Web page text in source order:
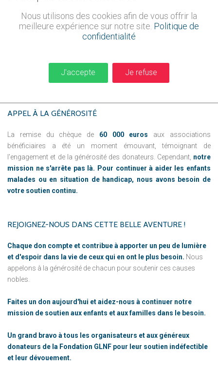
MOMENT DE CONVIVIALITÉ ET DE RECONNAISSANCE
qui a eu lieu lors d’un cocktail convivial,
actions menées par la Fondation, devant un public enthousiaste et
APPEL À LA GÉNÉROSITÉ
La remise du chèque de 60 000 euros aux associations
bénéficiaires a été un moment émouvant, témoignant de
l'engagement et de la générosité des donateurs. Cependant, notre
mission ne s'arrête pas là. Pour continuer à aider les enfants
malades ou en situation de handicap, nous avons besoin de
votre soutien continu.
REJOIGNEZ-NOUS DANS CETTE BELLE AVENTURE !
Chaque don compte et contribue à apporter un peu de lumière
et d'espoir dans la vie de ceux qui en ont le plus besoin. Nous
appelons à la générosité de chacun pour soutenir ces causes
nobles.
Faites un don aujourd'hui et aidez-nous à continuer notre
mission de soutien aux enfants et aux familles dans le besoin.
Un grand bravo à tous les organisateurs et aux généreux
donateurs de la Fondation GLNF pour leur soutien indéfectible
et leur dévouement.
Nous utilisons des cookies afin de vous offrir la
meilleure expérience sur notre site. Politique de
confidentialité
J'accepte Je refuse